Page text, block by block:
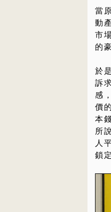
當
動
市
的
於
訴
感
價
本
所
人
鎖